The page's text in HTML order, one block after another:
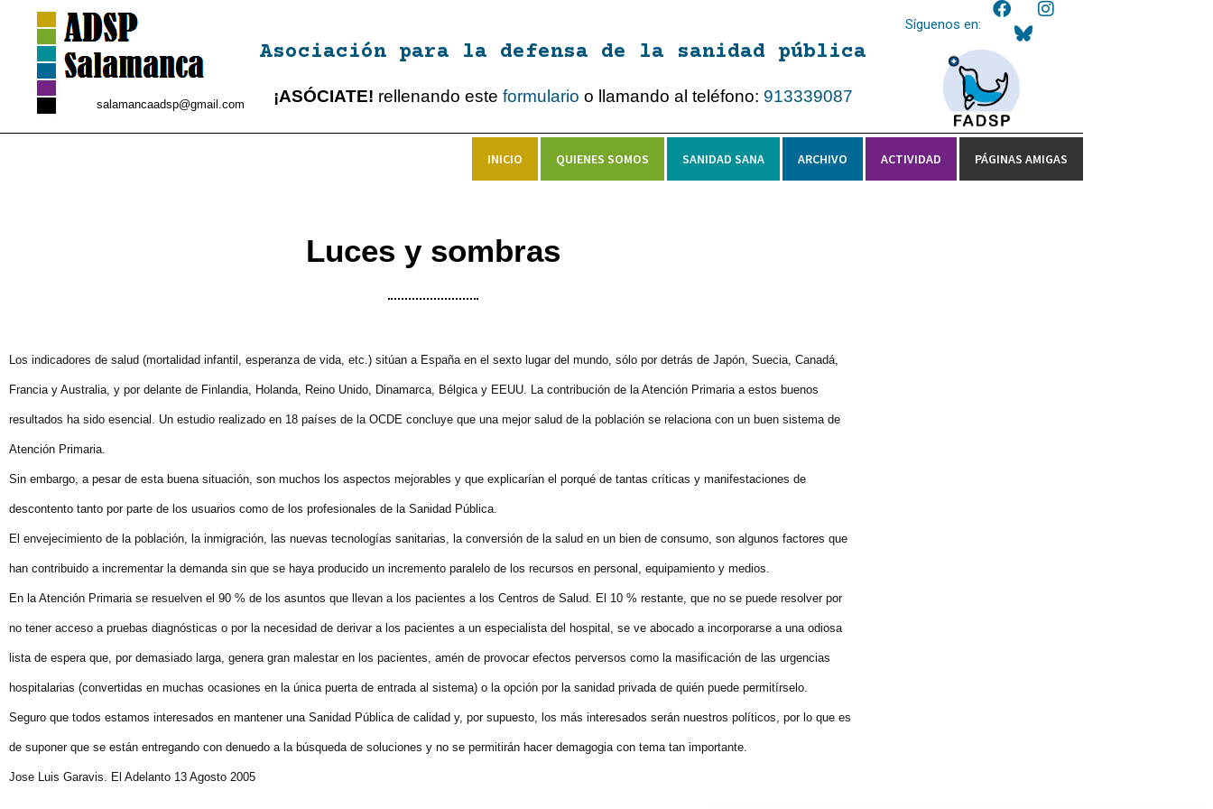
salamancaadsp@gmail.com
Asociación para la defensa de la sanidad pública
¡ASÓCIATE! rellenando esteformulario o llamando al teléfono: 913339087
Síguenos en:
INICIO QUIENES SOMOS SANIDAD SANA ARCHIVO ACTIVIDAD PÁGINAS AMIGAS
Luces y sombras
Los indicadores de salud (mortalidad infantil, esperanza de vida, etc.) sitúan a España en el sexto lugar del mundo, sólo por detrás de Japón, Suecia, Canadá,
Francia y Australia, y por delante de Finlandia, Holanda, Reino Unido, Dinamarca, Bélgica y EEUU. La contribución de la Atención Primaria a estos buenos
resultados ha sido esencial. Un estudio realizado en 18 países de la OCDE concluye que una mejor salud de la población se relaciona con un buen sistema de
Atención Primaria.
Sin embargo, a pesar de esta buena situación, son muchos los aspectos mejorables y que explicarían el porqué de tantas críticas y manifestaciones de
descontento tanto por parte de los usuarios como de los profesionales de la Sanidad Pública.
El envejecimiento de la población, la inmigración, las nuevas tecnologías sanitarias, la conversión de la salud en un bien de consumo, son algunos factores que
han contribuido a incrementar la demanda sin que se haya producido un incremento paralelo de los recursos en personal, equipamiento y medios.
En la Atención Primaria se resuelven el 90 % de los asuntos que llevan a los pacientes a los Centros de Salud. El 10 % restante, que no se puede resolver por
no tener acceso a pruebas diagnósticas o por la necesidad de derivar a los pacientes a un especialista del hospital, se ve abocado a incorporarse a una odiosa
lista de espera que, por demasiado larga, genera gran malestar en los pacientes, amén de provocar efectos perversos como la masificación de las urgencias
hospitalarias (convertidas en muchas ocasiones en la única puerta de entrada al sistema) o la opción por la sanidad privada de quién puede permitírselo.
Seguro que todos estamos interesados en mantener una Sanidad Pública de calidad y, por supuesto, los más interesados serán nuestros políticos, por lo que es
de suponer que se están entregando con denuedo a la búsqueda de soluciones y no se permitirán hacer demagogia con tema tan importante.
Jose Luis Garavis. El Adelanto 13 Agosto 2005